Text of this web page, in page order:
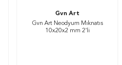
Gvn Art
Gvn Art Neodyum Mıknatıs
10x20x2 mm 2'li